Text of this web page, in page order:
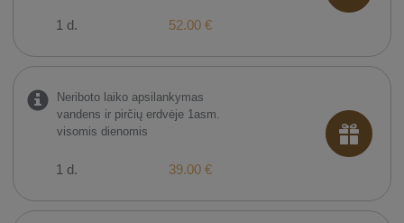
1 d. 52.00 €
Neriboto laiko apsilankymas
vandens ir pirčių erdvėje 1asm.
visomis dienomis
1 d. 39.00 €